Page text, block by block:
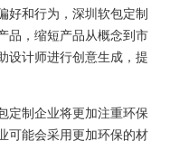
好和行为，深圳软包定制
品，缩短产品从概念到市
设计师进行创意生成，提
定制企业将更加注重环保
可能会采用更加环保的材